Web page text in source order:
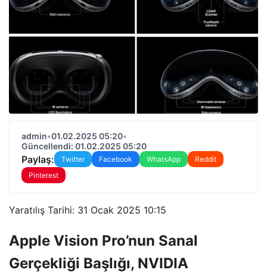
admin•01.02.2025 05:20•
Güncellendi: 01.02.2025 05:20
Paylaş: Twitter Facebook WhatsApp
Reddit
Pinterest
Yaratılış Tarihi: 31 Ocak 2025 10:15
Apple Vision Pro’nun Sanal
Gerçekliği Başlığı, NVIDIA